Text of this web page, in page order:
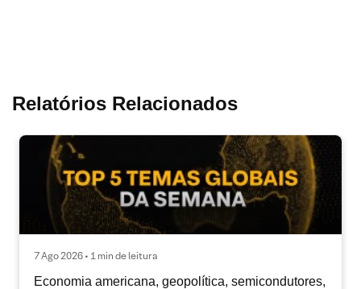
Relatórios Relacionados
7 Ago 2026 • 1 min de leitura
Economia americana, geopolítica, semicondutores,